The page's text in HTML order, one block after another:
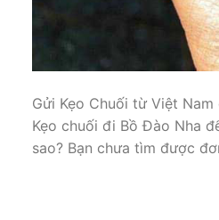
Gửi Kẹo Chuối từ Việt
Kẹo chuối đi Bồ Đào Nha
sao? Bạn chưa tìm được